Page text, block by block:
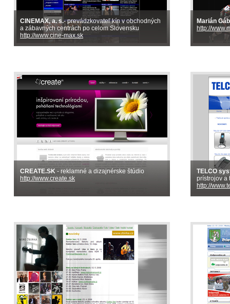
CINEMAX, a. s.- prevádzkovateľ kín v obchodných
a zábavných centrách po celom Slovensku
http://www.cine-max.sk
Marián
http://
CREATE.SK - reklamné a dizajnérske štúdio
http://www.create.sk
TELCO
prístrojov a
http://